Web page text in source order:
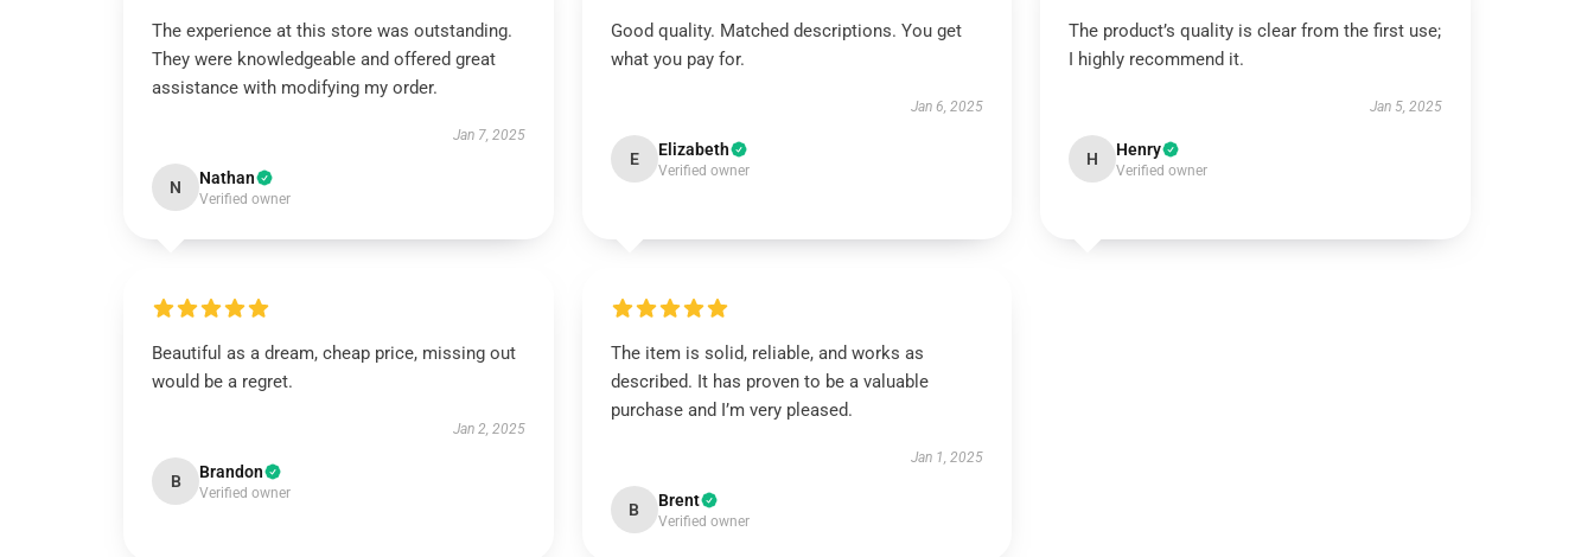
The experience at this store was outstanding.
They were knowledgeable and offered great
assistance with modifying my order.
Jan 7, 2025
N Nathan
Verified owner
Good quality. Matched descriptions. You get
what you pay for.
Jan 6, 2025
E Elizabeth
Verified owner
The product’s quality is clear from the first use;
I highly recommend it.
Jan 5, 2025
H Henry
Verified owner
Beautiful as a dream, cheap price, missing out
would be a regret.
Jan 2, 2025
B Brandon
Verified owner
The item is solid, reliable, and works as
described. It has proven to be a valuable
purchase and I’m very pleased.
Jan 1, 2025
B Brent
Verified owner